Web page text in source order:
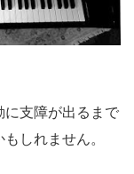
に支障が出るまで
しれません。